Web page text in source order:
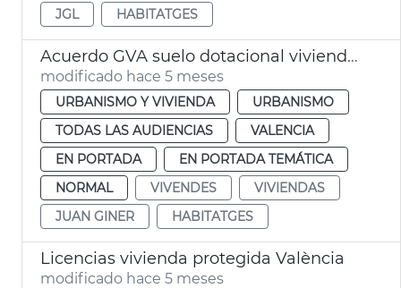
JGL
HABITATGES
Acuerdo GVA suelo dotacional viviendas València
modificado hace 5 meses
URBANISMO Y VIVIENDA
URBANISMO
TODAS LAS AUDIENCIAS
VALENCIA
EN PORTADA
EN PORTADA TEMÁTICA
NORMAL
VIVENDES
VIVIENDAS
JUAN GINER
HABITATGES
Licencias vivienda protegida València
modificado hace 5 meses